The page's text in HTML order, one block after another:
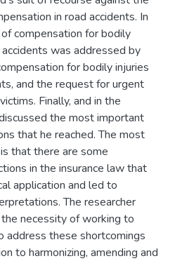
in road accidents. In
compensation for bodily
was addressed by
for bodily injuries
and the request for urgent
Finally, and in the
the most important
that he reached. The most
that there are some
in the insurance law that
application and led to
The researcher
necessity of working to
address these shortcomings
to harmonizing, amending and